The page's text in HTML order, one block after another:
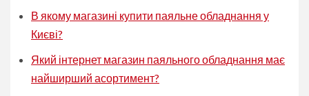
В якому магазині купити паяльне обладнання у
Києві?
Який інтернет магазин паяльного обладнання має
найширший асортимент?